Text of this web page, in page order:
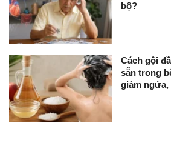
bộ?
Cách gội
sẵn trong
giảm ngứa,